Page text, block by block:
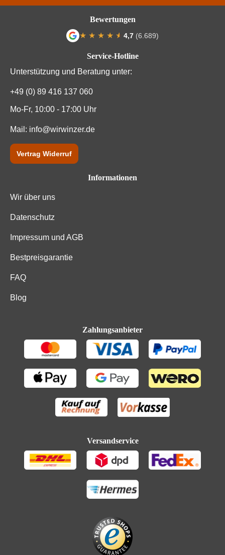
Weinart Weißwein
Nährwertangaben
Durchschnittliche nährwertangaben
Kohlenhydrate
Kohlenhydrate davon Zucker
Zutaten
Trauben, Konservierungsstoffe (Sulfite). Enthält
geringfügige Mengen von Fett, gesättigten Fettsäuren,
Service-Hotline
Unterstützung und Beratung unter:
+49 (0) 89 416 137 060
Mo-Fr, 10:00 - 17:00 Uhr
Mail: info@wirwinzer.de
Vertrag Widerruf
Informationen
Wir über uns
Datenschutz
Impressum und AGB
Bestpreisgarantie
FAQ
Blog
Zahlungsanbieter
Versandservice
Bewertungen
★ ★ ★ ★ ★
★ 4,7 (6.689)